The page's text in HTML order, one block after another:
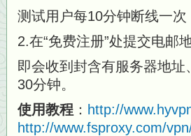
测试用户每10分钟断线一
2.在“免费注册”处提交电邮
即会收到封含有服务器地
30分钟。
使用教程 ： http://
http://www.fsproxy.com/